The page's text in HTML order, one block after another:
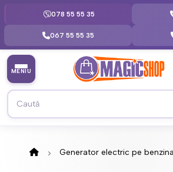
078 55 55 35
067 55 55 35
MENIU
Generator electric pe